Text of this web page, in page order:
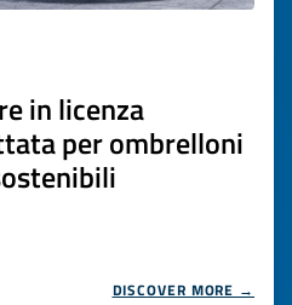
in licenza
per ombrelloni
DISCOVER MORE →